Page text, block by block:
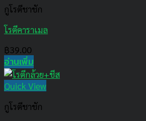
กูโรตีชาชัก
โรตีคาราเมล
฿39.00
อ่านเพิ่ม
Quick View
กูโรตีชาชัก